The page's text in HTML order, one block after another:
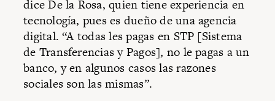
dice De la Rosa, quien tiene experiencia en
tecnología, pues es dueño de una agencia
digital. “A todas les pagas en STP [Sistema
de Transferencias y Pagos], no le pagas a un
banco, y en algunos casos las razones
sociales son las mismas”.